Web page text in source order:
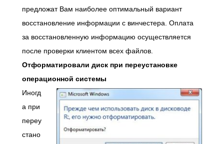
предложат Вам наиболее оптимальный вариант
восстановление информации с винчестера. Оплата
за восстановленную информацию осуществляется
после проверки клиентом всех файлов.
Отформатировали диск при переустановке
операционной системы
Иногд
а при
переу
стано